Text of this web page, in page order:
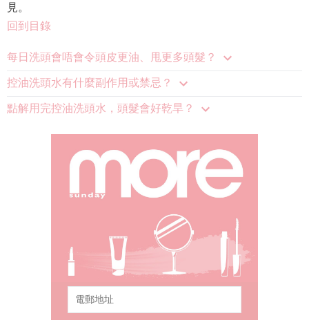
見。
回到目錄
每日洗頭會唔會令頭皮更油、甩更多頭髮？
控油洗頭水有什麼副作用或禁忌？
點解用完控油洗頭水，頭髮會好乾旱？